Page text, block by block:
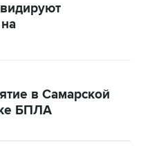
в Самарской
БПЛА